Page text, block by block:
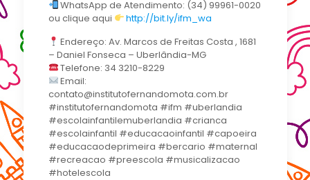
WhatsApp de Atendimento: (34) 99961-0020
ou clique aqui
http://bit.ly/ifm_wa
Endereço: Av. Marcos de Freitas Costa , 1681
– Daniel Fonseca – Uberlândia-MG
Telefone: 34 3210-8229
Email:
contato@institutofernandomota.com.br
#institutofernandomota #ifm #uberlandia
#escolainfantilemuberlandia #crianca
#escolainfantil #educacaoinfantil #capoeira
#educacaodeprimeira #bercario #maternal
#recreacao #preescola #musicalizacao
#hotelescola